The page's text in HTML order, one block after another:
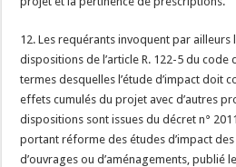
12. Les requérants invoquent par ailleurs
dispositions de l’article R. 122-5 du code
termes desquelles l’étude d’impact doit
effets cumulés du projet avec d’autres
dispositions sont issues du décret n°
portant réforme des études d’impact
d’ouvrages ou d’aménagements, publié